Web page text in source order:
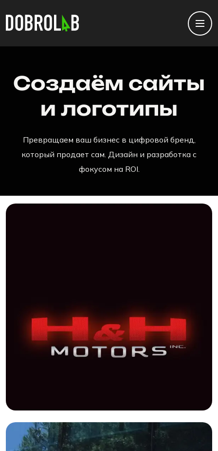
Создаём сайты
и логотипы
Превращаем ваш бизнес в цифровой бренд,
который продает сам. Дизайн и разработка с
фокусом на ROI.